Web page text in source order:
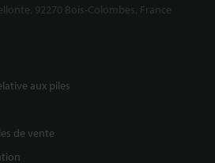
92270 Bois-Colombes, France
aux piles
de vente